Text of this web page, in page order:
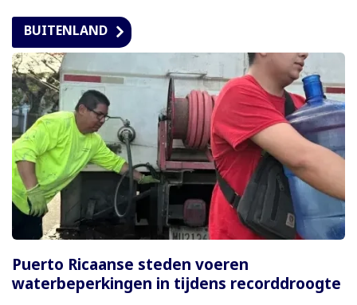
BUITENLAND
Puerto Ricaanse steden voeren
waterbeperkingen in tijdens recorddroogte